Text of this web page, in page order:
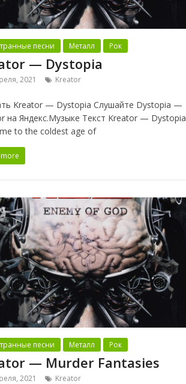
песни Металл Рок
— Dystopia
2021 Kreator
Kreator — Dystopia Слушайте Dystopia —
на Яндекс.Музыке Текст Kreator — Dystopia
to the coldest age of
песни Металл Рок
— Murder Fantasies
2021 Kreator